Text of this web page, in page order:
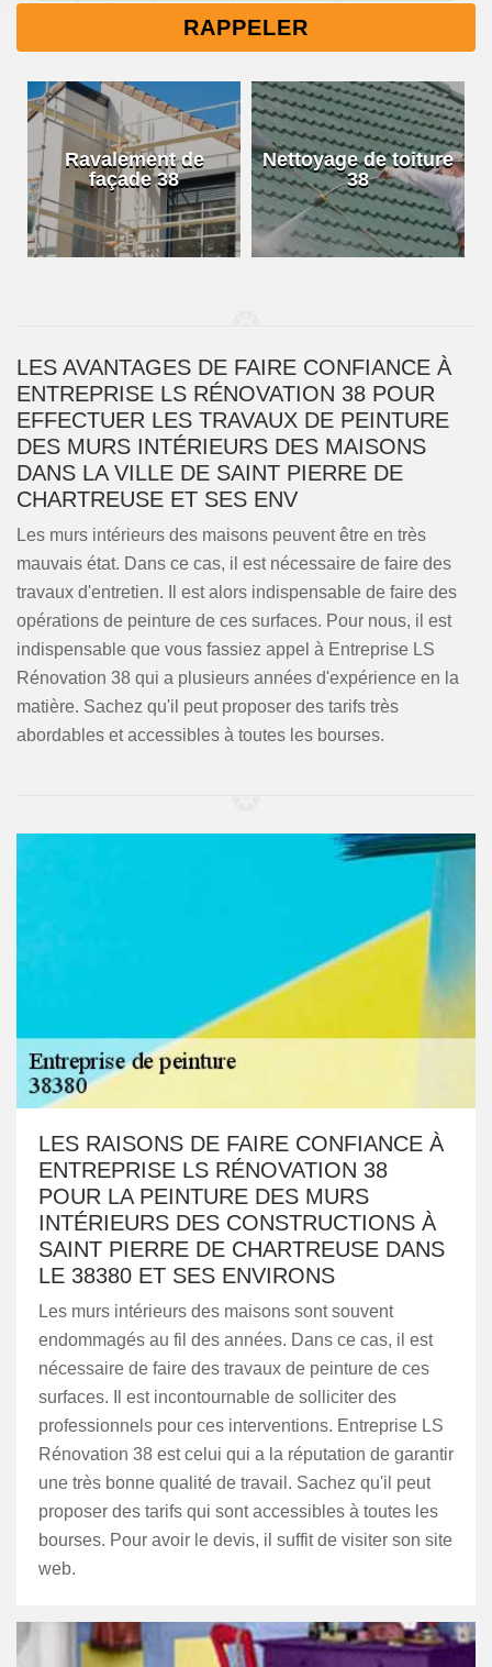
Ravalement de
façade 38
Nettoyage de toiture
38
LES AVANTAGES DE FAIRE CONFIANCE À
ENTREPRISE LS RÉNOVATION 38 POUR
EFFECTUER LES TRAVAUX DE PEINTURE
DES MURS INTÉRIEURS DES MAISONS
DANS LA VILLE DE SAINT PIERRE DE
CHARTREUSE ET SES ENV
Les murs intérieurs des maisons peuvent être en très
mauvais état. Dans ce cas, il est nécessaire de faire des
travaux d'entretien. Il est alors indispensable de faire des
opérations de peinture de ces surfaces. Pour nous, il est
indispensable que vous fassiez appel à Entreprise LS
Rénovation 38 qui a plusieurs années d'expérience en la
matière. Sachez qu'il peut proposer des tarifs très
abordables et accessibles à toutes les bourses.
LES RAISONS DE FAIRE CONFIANCE À
ENTREPRISE LS RÉNOVATION 38
POUR LA PEINTURE DES MURS
INTÉRIEURS DES CONSTRUCTIONS À
SAINT PIERRE DE CHARTREUSE DANS
LE 38380 ET SES ENVIRONS
Les murs intérieurs des maisons sont souvent
endommagés au fil des années. Dans ce cas, il est
nécessaire de faire des travaux de peinture de ces
surfaces. Il est incontournable de solliciter des
professionnels pour ces interventions. Entreprise LS
Rénovation 38 est celui qui a la réputation de garantir
une très bonne qualité de travail. Sachez qu'il peut
proposer des tarifs qui sont accessibles à toutes les
bourses. Pour avoir le devis, il suffit de visiter son site
web.